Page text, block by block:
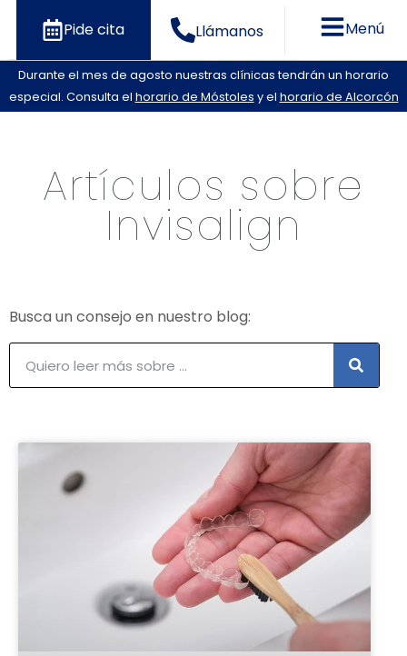
Llámanos
Pide cita Menú
Durante el mes de agosto nuestras clínicas tendrán un horario
especial. Consulta el horario de Móstoles y el horario de Alcorcón
Artículos sobre
Invisalign
Busca un consejo en nuestro blog: